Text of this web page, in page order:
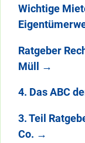
Wichtige
Ratgeber
Müll →
4. Das ABC
3. Teil
Co. →